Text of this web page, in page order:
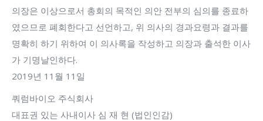
의장은 이상으로서 총회의 목적인 의안 전부의 심의를 종료하
였으므로 폐회한다고 선언하고, 위 의사의 경과요령과 결과를
명확히 하기 위하여 이 의사록을 작성하고 의장과 출석한 이사
가 기명날인하다.
2019년 11월 11일
쿼럼바이오 주식회사
대표권 있는 사내이사 심 재 현 (법인인감)